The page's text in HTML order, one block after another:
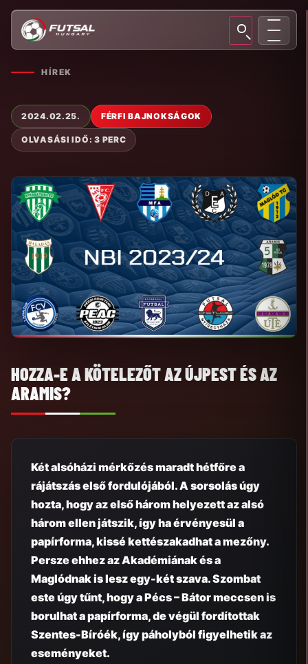
HÍREK
2024.02.25. FÉRFI BAJNOKSÁGOK
OLVASÁSI IDŐ: 3 PERC
HOZZA-E A KÖTELEZŐT AZ ÚJPEST ÉS AZ
ARAMIS?
Két alsóházi mérkőzés maradt hétfőre a
rájátszás első fordulójából. A sorsolás úgy
hozta, hogy az első három helyezett az alsó
három ellen játszik, így ha érvényesül a
papírforma, kissé kettészakadhat a mezőny.
Persze ehhez az Akadémiának és a
Maglódnak is lesz egy-két szava. Szombat
este úgy tűnt, hogy a Pécs – Bátor meccsen is
borulhat a papírforma, de végül fordítottak
Szentes-Bíróék, így páholyból figyelhetik az
eseményeket.